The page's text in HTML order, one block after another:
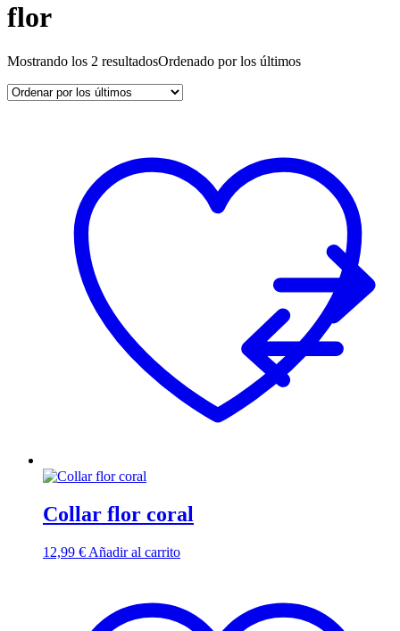
flor
Mostrando los 2 resultadosOrdenado por los últimos
Collar flor coral
12,99 € Añadir al carrito